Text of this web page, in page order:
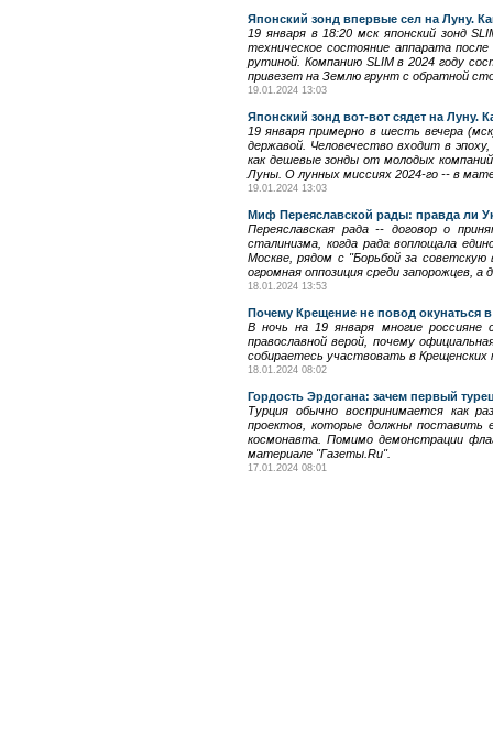
Японский зонд впервые сел на Луну.
19 января в 18:20 мск японский зонд
техническое состояние аппарата
рутиной. Компанию SLIM в 2024 году
привезет на Землю грунт с обратной
19.01.2024 13:03
Японский зонд вот-вот сядет на Луну.
19 января примерно в шесть вечера
державой. Человечество входит в
как дешевые зонды от молодых
Луны. О лунных миссиях 2024-го -- в
19.01.2024 13:03
Миф Переяславской рады: правда ли
Переяславская рада -- договор о
сталинизма, когда рада воплощала
Москве, рядом с "Борьбой за
огромная оппозиция среди запорожцев,
18.01.2024 13:53
Почему Крещение не повод окунаться
В ночь на 19 января многие россияне
православной верой, почему
собираетесь участвовать в
18.01.2024 08:02
Гордость Эрдогана: зачем первый
Турция обычно воспринимается как
проектов, которые должны поставить
космонавта. Помимо демонстрации
материале "Газеты.Ru".
17.01.2024 08:01